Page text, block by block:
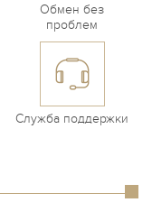
Обмен без
проблем
Служба поддержки